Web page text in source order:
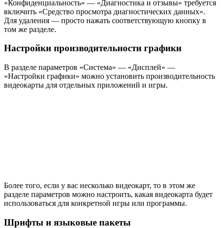
«Конфиденциальность» — «Диагностика и отзывы» требуется
включить «Средство просмотра диагностических данных».
Для удаления — просто нажать соответствующую кнопку в
том же разделе.
Настройки производительности графики
В разделе параметров «Система» — «Дисплей» —
«Настройки графики» можно установить производительность
видеокарты для отдельных приложений и игры.
Более того, если у вас несколько видеокарт, то в этом же
разделе параметров можно настроить, какая видеокарта будет
использоваться для конкретной игры или программы.
Шрифты и языковые пакеты